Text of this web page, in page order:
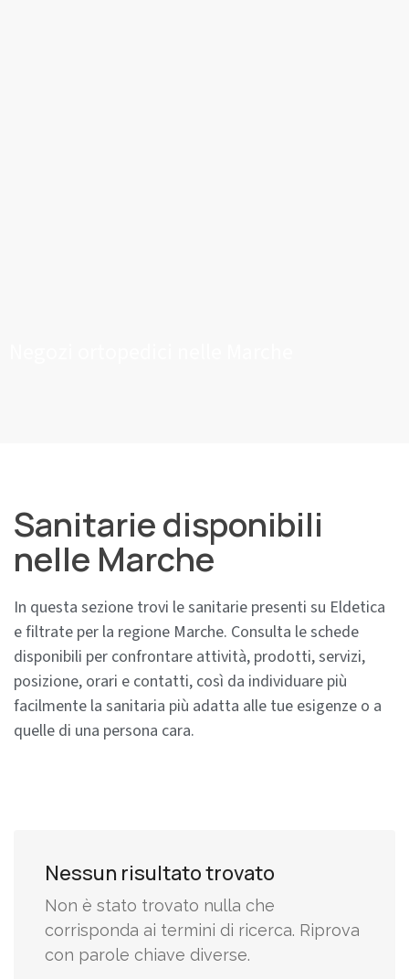
Sanitarie disponibili
nelle Marche
In questa sezione trovi le sanitarie presenti su Eldetica
e filtrate per la regione Marche. Consulta le schede
disponibili per confrontare attività, prodotti, servizi,
posizione, orari e contatti, così da individuare più
facilmente la sanitaria più adatta alle tue esigenze o a
quelle di una persona cara.
Nessun risultato trovato
Non è stato trovato nulla che
corrisponda ai termini di ricerca. Riprova
con parole chiave diverse.